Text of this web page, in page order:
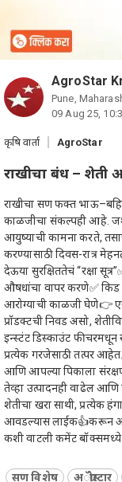
AgroStar
Pune,
09 Aug 25,
कृषि वार्ता AgroStar
राखीचा बंध – शेती
राखीचा सण फक्त
काळजीचा संकल्पही आहे.
आयुष्याची कामना करते,
करण्यासाठी दिवस-रात्र
देऊया सुरक्षिततेचं “रक्षा
औषधांचा वापर करणे✅ किड
आरोग्याची काळजी घेणे👉
प्रॉडक्टची निवड असो,
इन्स्टंट डिस्काउंट
प्रत्येक गरजेसाठी तत्पर
आणि आपल्या पिकाला
तेव्हा उत्पादनही वाढेल आणि
शेतीचा खरा साथी, प्रत्येक
आवडल्यास लाईक👍करून
कशी वाटली कमेंट
सण विशेष अॅग्रोस्टार